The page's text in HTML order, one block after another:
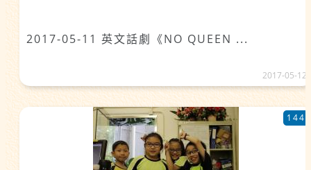
2017-05-11 英文話劇《NO QUEEN ...
2017-05-12
144